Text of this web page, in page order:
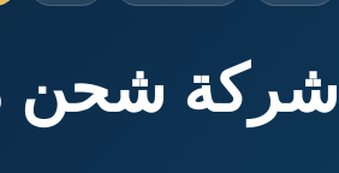
شركة شحن من